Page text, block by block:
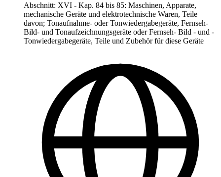
Abschnitt: XVI - Kap. 84 bis 85: Maschinen, Apparate,
mechanische Geräte und elektrotechnische Waren, Teile
davon; Tonaufnahme- oder Tonwiedergabegeräte, Fernseh-
Bild- und Tonaufzeichnungsgeräte oder Fernseh- Bild - und -
Tonwiedergabegeräte, Teile und Zubehör für diese Geräte